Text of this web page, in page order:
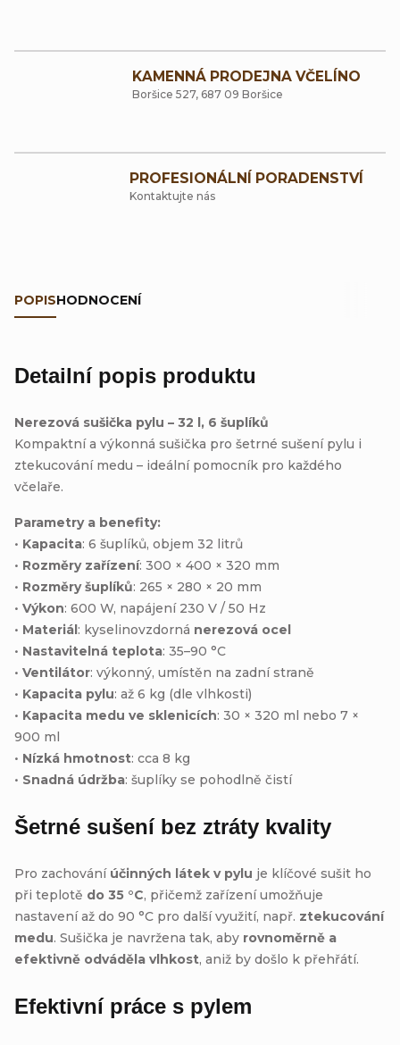
KAMENNÁ PRODEJNA VČELÍNO
Boršice 527, 687 09 Boršice
PROFESIONÁLNÍ PORADENSTVÍ
Kontaktujte nás
POPISHODNOCENÍ
Detailní popis produktu
Nerezová sušička pylu – 32 l, 6 šuplíků
Kompaktní a výkonná sušička pro šetrné sušení pylu i
ztekucování medu – ideální pomocník pro každého
včelaře.
Parametry a benefity:
• Kapacita: 6 šuplíků, objem 32 litrů
• Rozměry zařízení: 300 × 400 × 320 mm
• Rozměry šuplíků: 265 × 280 × 20 mm
• Výkon: 600 W, napájení 230 V / 50 Hz
• Materiál: kyselinovzdorná nerezová ocel
• Nastavitelná teplota: 35–90 °C
• Ventilátor: výkonný, umístěn na zadní straně
• Kapacita pylu: až 6 kg (dle vlhkosti)
• Kapacita medu ve sklenicích: 30 × 320 ml nebo 7 ×
900 ml
• Nízká hmotnost: cca 8 kg
• Snadná údržba: šuplíky se pohodlně čistí
Šetrné sušení bez ztráty kvality
Pro zachování účinných látek v pylu je klíčové sušit ho
při teplotě do 35 °C, přičemž zařízení umožňuje
nastavení až do 90 °C pro další využití, např. ztekucování
medu. Sušička je navržena tak, aby rovnoměrně a
efektivně odváděla vlhkost, aniž by došlo k přehřátí.
Efektivní práce s pylem